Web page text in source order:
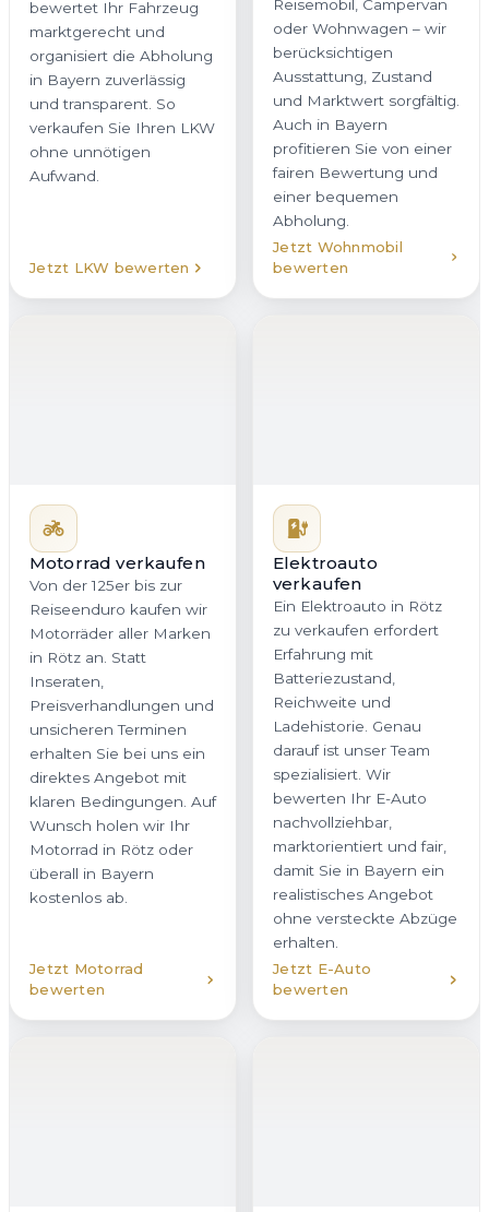
Aufwand.
Jetzt LKW bewerten
profitieren Sie von einer
fairen Bewertung und
einer bequemen
Abholung.
Jetzt Wohnmobil
bewerten
in Rötz an. Statt
Inseraten,
Preisverhandlungen und
unsicheren Terminen
erhalten Sie bei uns ein
direktes Angebot mit
klaren Bedingungen. Auf
Wunsch holen wir Ihr
Motorrad in Rötz oder
überall in Bayern
kostenlos ab.
Jetzt Motorrad
bewerten
Erfahrung mit
Batteriezustand,
Reichweite und
Ladehistorie. Genau
darauf ist unser Team
spezialisiert. Wir
bewerten Ihr E-Auto
nachvollziehbar,
marktorientiert und fair,
damit Sie in Bayern ein
realistisches Angebot
ohne versteckte Abzüge
erhalten.
Jetzt E-Auto
bewerten